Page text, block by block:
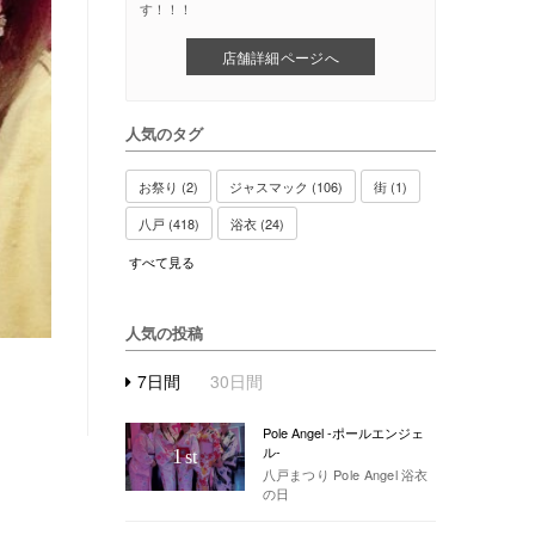
す！！！
店舗詳細ページへ
人気のタグ
お祭り (2) ジャスマック (106)
街 (1)
八戸 (418)
浴衣 (24)
すべて見る
人気の投稿
7日間 30日間
1st
Pole Angel -ポールエンジェ
ル-
八戸まつり Pole Angel 浴衣
の日